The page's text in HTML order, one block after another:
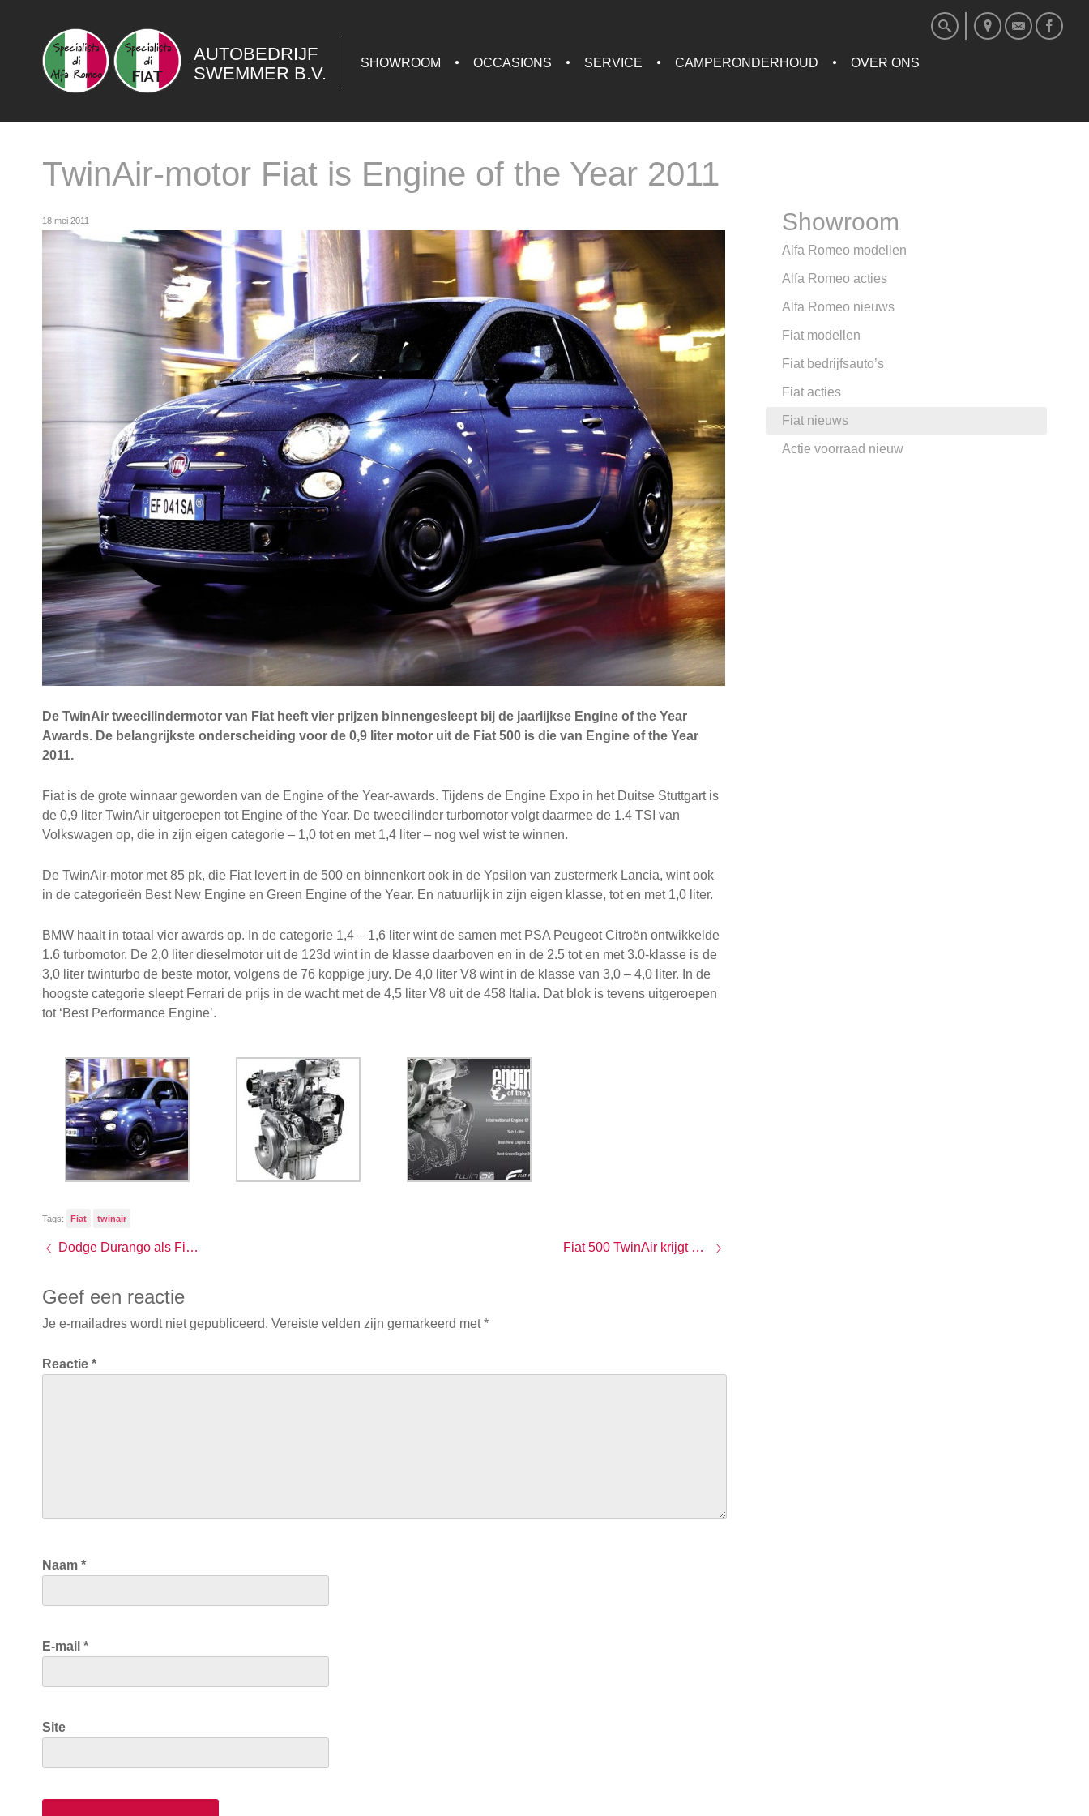
AUTOBEDRIJF
SWEMMER B.V.
SHOWROOM OCCASIONS SERVICE CAMPERONDERHOUD OVER ONS
TwinAir-motor Fiat is Engine of the Year 2011
18 mei 2011
De TwinAir tweecilindermotor van Fiat heeft vier prijzen binnengesleept bij de jaarlijkse Engine of the Year
Awards. De belangrijkste onderscheiding voor de 0,9 liter motor uit de Fiat 500 is die van Engine of the Year
2011.
Fiat is de grote winnaar geworden van de Engine of the Year-awards. Tijdens de Engine Expo in het Duitse Stuttgart is
de 0,9 liter TwinAir uitgeroepen tot Engine of the Year. De tweecilinder turbomotor volgt daarmee de 1.4 TSI van
Volkswagen op, die in zijn eigen categorie – 1,0 tot en met 1,4 liter – nog wel wist te winnen.
De TwinAir-motor met 85 pk, die Fiat levert in de 500 en binnenkort ook in de Ypsilon van zustermerk Lancia, wint ook
in de categorieën Best New Engine en Green Engine of the Year. En natuurlijk in zijn eigen klasse, tot en met 1,0 liter.
BMW haalt in totaal vier awards op. In de categorie 1,4 – 1,6 liter wint de samen met PSA Peugeot Citroën ontwikkelde
1.6 turbomotor. De 2,0 liter dieselmotor uit de 123d wint in de klasse daarboven en in de 2.5 tot en met 3.0-klasse is de
3,0 liter twinturbo de beste motor, volgens de 76 koppige jury. De 4,0 liter V8 wint in de klasse van 3,0 – 4,0 liter. In de
hoogste categorie sleept Ferrari de prijs in de wacht met de 4,5 liter V8 uit de 458 Italia. Dat blok is tevens uitgeroepen
tot ‘Best Performance Engine’.
Tags: Fiat twinair
Dodge Durango als Fiat naar Europa? Fiat 500 TwinAir krijgt eigen gezicht
Geef een reactie
Je e-mailadres wordt niet gepubliceerd. Vereiste velden zijn gemarkeerd met*
Reactie *
Naam *
E-mail *
Site
Showroom
Alfa Romeo modellen
Alfa Romeo acties
Alfa Romeo nieuws
Fiat modellen
Fiat bedrijfsauto’s
Fiat acties
Fiat nieuws
Actie voorraad nieuw